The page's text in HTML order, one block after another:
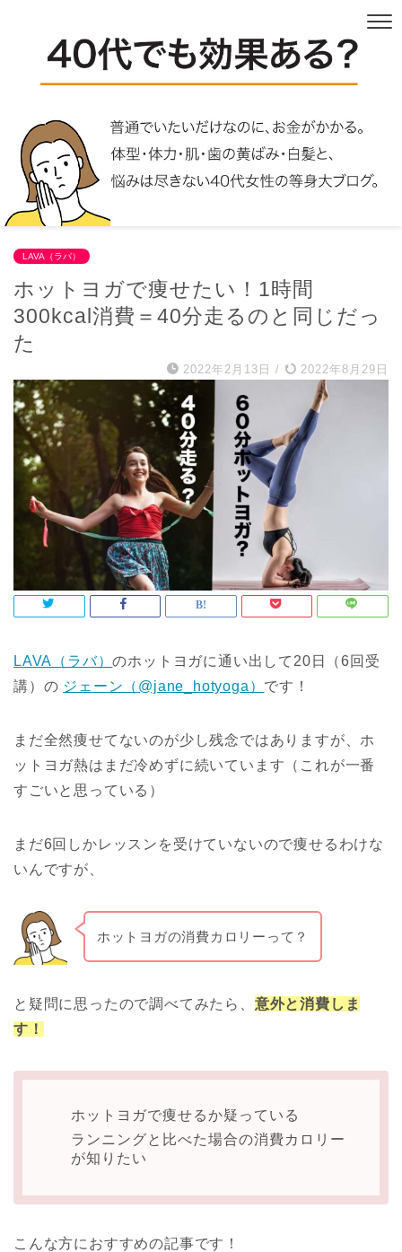
LAVA（ラバ）
ホットヨガで痩せたい！1時間
300kcal消費＝40分走るのと同じだっ
た
2022年2月13日 / 2022年8月29日
LAVA（ラバ）のホットヨガに通い出して20日（6回受
講）の ジェーン（@jane_hotyoga） です！
まだ全然痩せてないのが少し残念ではありますが、ホ
ットヨガ熱はまだ冷めずに続いています（これが一番
すごいと思っている）
まだ6回しかレッスンを受けていないので痩せるわけな
いんですが、
ホットヨガの消費カロリーって？
と疑問に思ったので調べてみたら、 意外と消費しま
す！
ホットヨガで痩せるか疑っている
ランニングと比べた場合の消費カロリー
が知りたい
こんな方におすすめの記事です！